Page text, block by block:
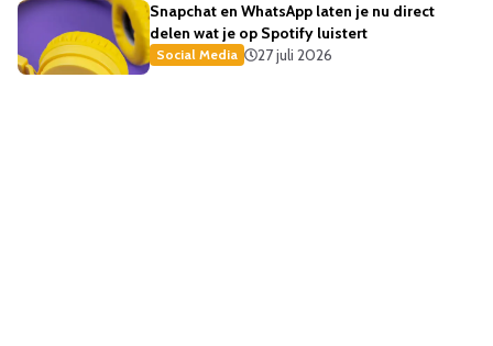
Snapchat en WhatsApp laten je nu direct
delen wat je op Spotify luistert
Social Media 27 juli 2026